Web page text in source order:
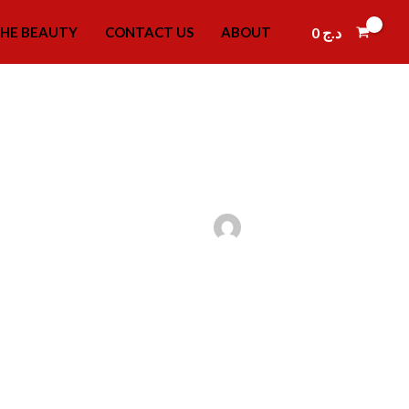
BEAUTY CONTACT US ABOUT د.ج 0